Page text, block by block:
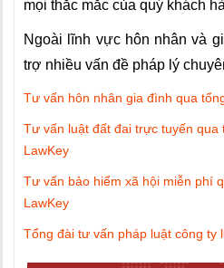
mọi thắc mắc của quý khách
Ngoài lĩnh vực hôn nhân và
trợ nhiều vấn đề pháp lý
Tư vấn hôn nhân gia đình qua
Tư vấn luật đất đai trực tuyến qua
LawKey
Tư vấn bảo hiểm xã hội miễn phí
LawKey
Tổng đài tư vấn pháp luật công ty